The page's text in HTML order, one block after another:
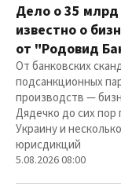
Дело о 35 млрд
известно о
от "Родовид
От банковских
подсанкционных
производств —
Дядечко до сих пор
Украину и
юрисдикций
5.08.2026 08:00